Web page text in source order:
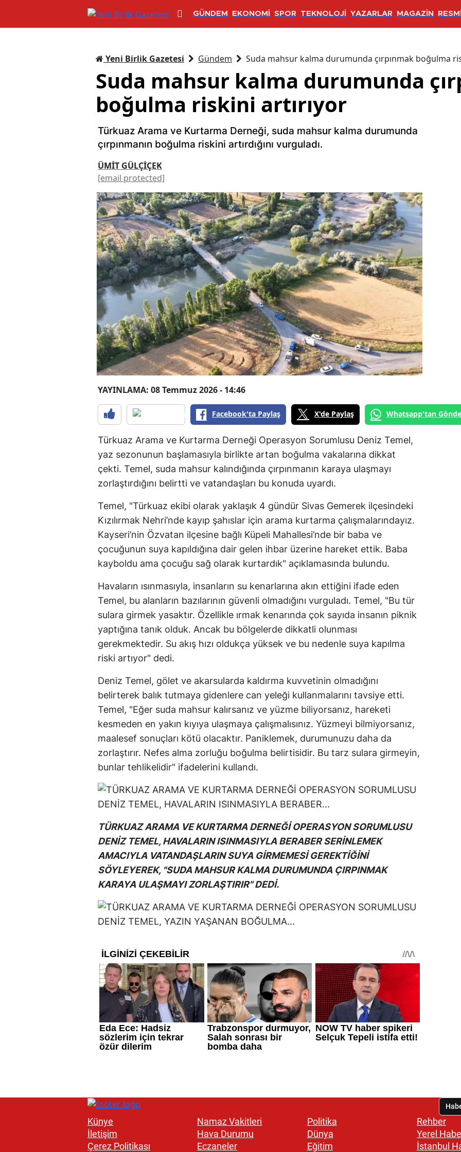
GÜNDEM EKONOMİ SPOR TEKNOLOJİ YAZARLAR MAGAZİN
Yeni Birlik Gazetesi Gündem Suda mahsur kalma durumunda çırpınmak boğulma
Suda mahsur kalma durumunda
boğulma riskini artırıyor
Türkuaz Arama ve Kurtarma Derneği, suda mahsur kalma durumunda
çırpınmanın boğulma riskini artırdığını vurguladı.
ÜMİT GÜLÇİÇEK
[email protected]
YAYINLAMA: 08 Temmuz 2026 - 14:46
Facebook'ta Paylaş X'de Paylaş Whatsapp'tan
Türkuaz Arama ve Kurtarma Derneği Operasyon Sorumlusu Deniz Temel,
yaz sezonunun başlamasıyla birlikte artan boğulma vakalarına dikkat
çekti. Temel, suda mahsur kalındığında çırpınmanın karaya ulaşmayı
zorlaştırdığını belirtti ve vatandaşları bu konuda uyardı.
Temel, "Türkuaz ekibi olarak yaklaşık 4 gündür Sivas Gemerek ilçesindeki
Kızılırmak Nehri’nde kayıp şahıslar için arama kurtarma çalışmalarındayız.
Kayseri’nin Özvatan ilçesine bağlı Küpeli Mahallesi’nde bir baba ve
çocuğunun suya kapıldığına dair gelen ihbar üzerine hareket ettik. Baba
kayboldu ama çocuğu sağ olarak kurtardık" açıklamasında bulundu.
Havaların ısınmasıyla, insanların su kenarlarına akın ettiğini ifade eden
Temel, bu alanların bazılarının güvenli olmadığını vurguladı. Temel, "Bu tür
sulara girmek yasaktır. Özellikle ırmak kenarında çok sayıda insanın piknik
yaptığına tanık olduk. Ancak bu bölgelerde dikkatli olunması
gerekmektedir. Su akış hızı oldukça yüksek ve bu nedenle suya kapılma
riski artıyor" dedi.
Deniz Temel, gölet ve akarsularda kaldırma kuvvetinin olmadığını
belirterek balık tutmaya gidenlere can yeleği kullanmalarını tavsiye etti.
Temel, "Eğer suda mahsur kalırsanız ve yüzme biliyorsanız, hareketi
kesmeden en yakın kıyıya ulaşmaya çalışmalısınız. Yüzmeyi bilmiyorsanız,
maalesef sonuçları kötü olacaktır. Paniklemek, durumunuzu daha da
zorlaştırır. Nefes alma zorluğu boğulma belirtisidir. Bu tarz sulara girmeyin,
bunlar tehlikelidir" ifadelerini kullandı.
TÜRKUAZ ARAMA VE KURTARMA DERNEĞİ OPERASYON SORUMLUSU
DENİZ TEMEL, HAVALARIN ISINMASIYLA BERABER SERİNLEMEK
AMACIYLA VATANDAŞLARIN SUYA GİRMEMESİ GEREKTİĞİNİ
SÖYLEYEREK, "SUDA MAHSUR KALMA DURUMUNDA ÇIRPINMAK
KARAYA ULAŞMAYI ZORLAŞTIRIR" DEDİ.
Künye
İletişim
Çerez Politikası
Namaz Vakitleri
Hava Durumu
Eczaneler
Politika
Dünya
Eğitim
Rehber
Yerel
İstanbul